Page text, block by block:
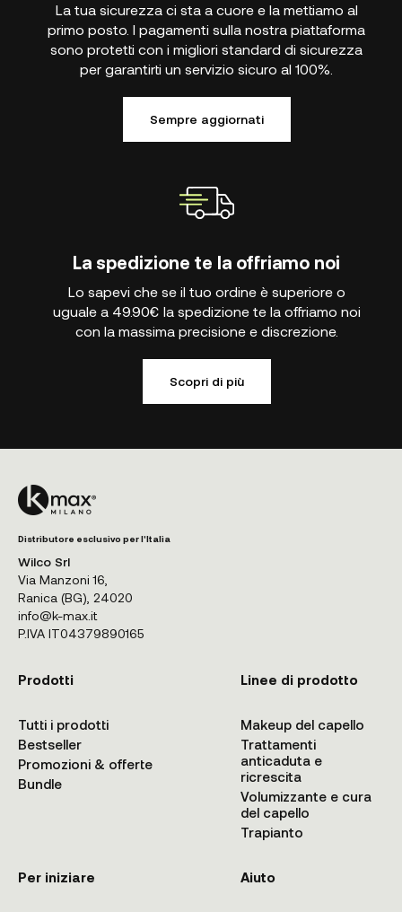
La tua sicurezza ci sta a cuore e la mettiamo al
primo posto. I pagamenti sulla nostra piattaforma
sono protetti con i migliori standard di sicurezza
per garantirti un servizio sicuro al 100%.
Sempre aggiornati
La spedizione te la offriamo noi
Lo sapevi che se il tuo ordine è superiore o
uguale a 49.90€ la spedizione te la offriamo noi
con la massima precisione e discrezione.
Scopri di più
Distributore esclusivo per l'Italia
Wilco Srl
Via Manzoni 16,
Ranica (BG), 24020
info@k-max.it
P.IVA IT04379890165
Prodotti
Tutti i prodotti
Bestseller
Promozioni & offerte
Bundle
Linee di prodotto
Makeup del capello
Trattamenti
anticaduta e
ricrescita
Volumizzante e cura
del capello
Trapianto
Per iniziare Aiuto